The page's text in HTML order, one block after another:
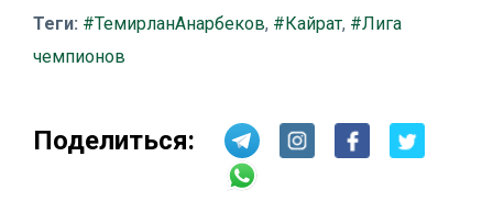
Теги: #ТемирланАнарбеков, #Кайрат, #Лига
чемпионов
Поделиться: